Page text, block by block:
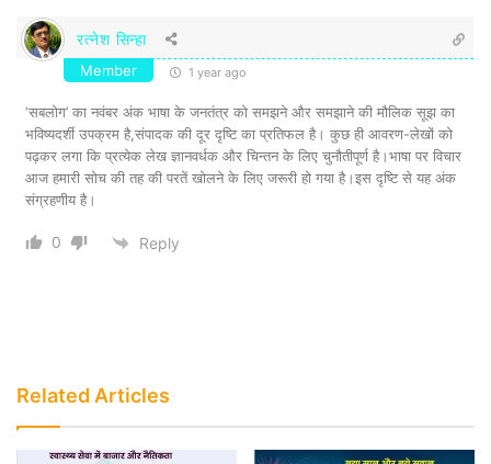
रत्नेश सिन्हा
Member 1 year ago
‘सबलोग’ का नवंबर अंक भाषा के जनतंत्र को समझने और समझाने की मौलिक सूझ का
भविष्यदर्शी उपक्रम है,संपादक की दूर दृष्टि का प्रतिफल है। कुछ ही आवरण-लेखों को
पढ़कर लगा कि प्रत्येक लेख ज्ञानवर्धक और चिन्तन के लिए चुनौतीपूर्ण है।भाषा पर विचार
आज हमारी सोच की तह की परतें खोलने के लिए जरूरी हो गया है।इस दृष्टि से यह अंक
संग्रहणीय है।
0 Reply
Related Articles